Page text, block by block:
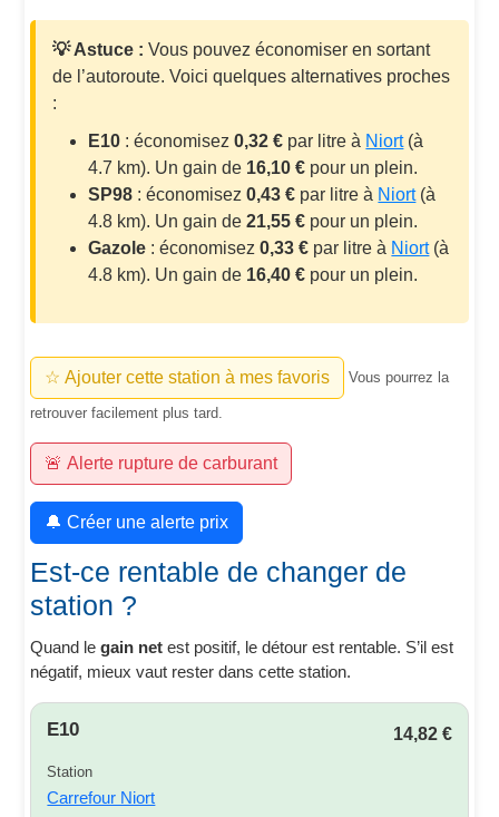
💡 Astuce : Vous pouvez économiser en sortant
de l’autoroute. Voici quelques alternatives proches
:
E10 : économisez0,32 € par litre à Niort(à
4.7 km). Un gain de 16,10 € pour un plein.
SP98 : économisez0,43 € par litre à Niort(à
4.8 km). Un gain de21,55 € pour un plein.
Gazole : économisez0,33 € par litre à Niort(à
4.8 km). Un gain de 16,40 € pour un plein.
☆ Ajouter cette station à mes favoris Vous pourrez la
retrouver facilement plus tard.
🚨 Alerte rupture de carburant
🔔 Créer une alerte prix
Est-ce rentable de changer de
station ?
Quand legain net est positif, le détour est rentable. S’il est
négatif, mieux vaut rester dans cette station.
E10 14,82 €
Station
Carrefour Niort